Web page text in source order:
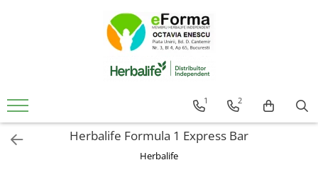
Slabire Sanatoasa Rapida
Ingrasare Sanatoasa Rapida
Mic Dejun Inteligent
1 2
Herbalife Formula 1 Express Bar
Herbalife